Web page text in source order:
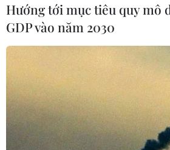
Hướng tới mục tiêu quy mô
GDP vào năm 2030